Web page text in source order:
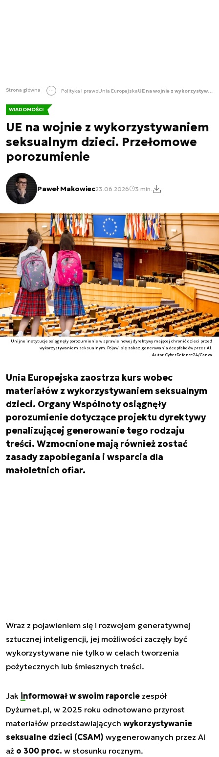
Strona główna Polityka i prawoUnia Europejska UE na wojnie z wykorzystywaniem seksualnym dzieci. Przełomowe porozumienie
WIADOMOŚCI
UE na wojnie z wykorzystywaniem
seksualnym dzieci. Przełomowe
porozumienie
Paweł Makowiec23.06.2026 3 min.
Unijne instytucje osiągnęły porozumienie w sprawie nowej dyrektywy mającej chronić dzieci przed
wykorzystywaniem seksualnym. Pojawi się zakaz generowania deepfake'ów przez AI.
Autor. CyberDefence24/Canva
Unia Europejska zaostrza kurs wobec
materiałów z wykorzystywaniem seksualnym
dzieci. Organy Wspólnoty osiągnęły
porozumienie dotyczące projektu dyrektywy
penalizującej generowanie tego rodzaju
treści. Wzmocnione mają również zostać
zasady zapobiegania i wsparcia dla
małoletnich ofiar.
Wraz z pojawieniem się i rozwojem generatywnej
sztucznej inteligencji, jej możliwości zaczęły być
wykorzystywane nie tylko w celach tworzenia
pożytecznych lub śmiesznych treści.
Jak informował w swoim raporcie zespół
Dyżurnet.pl, w 2025 roku odnotowano przyrost
materiałów przedstawiających wykorzystywanie
seksualne dzieci (CSAM) wygenerowanych przez AI
aż o 300 proc. w stosunku rocznym.